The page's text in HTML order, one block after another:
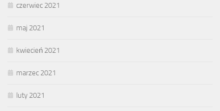
czerwiec 2021
maj 2021
kwiecień 2021
marzec 2021
luty 2021